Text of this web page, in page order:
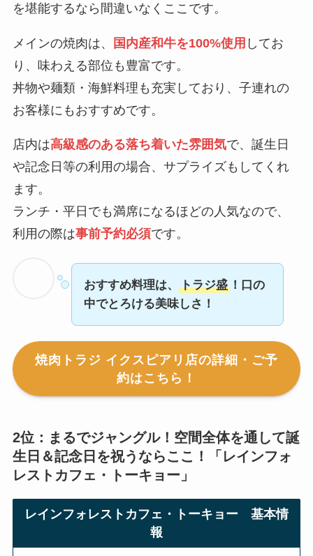
を堪能するなら間違いなくここです。
メインの焼肉は、 国内産和牛を100%使用 してお
り、味わえる部位も豊富です。
丼物や麺類・海鮮料理も充実しており、子連れの
お客様にもおすすめです。
店内は高級感のある落ち着いた雰囲気で、誕生日
や記念日等の利用の場合、サプライズもしてくれ
ます。
ランチ・平日でも満席になるほどの人気なので、
利用の際は事前予約必須です。
おすすめ料理は、 トラジ盛！口の
中でとろける美味しさ！
焼肉トラジ イクスピアリ店の詳細・ご予
約はこちら！
2位：まるでジャングル！空間全体を通して誕
生日＆記念日を祝うならここ！「 レインフォ
レストカフェ・トーキョー 」
レインフォレストカフェ・トーキョー
基本情
報